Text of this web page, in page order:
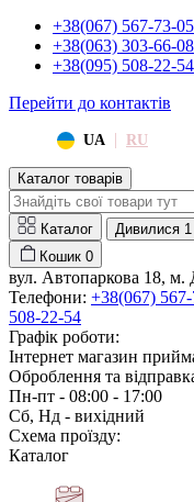
+38(067) 567-73-05
+38(063) 303-66-08
+38(095) 508-22-54
Перейти до контактів
UA | RU
Каталог товарів
Каталог Дивилися 1
Кошик 0
вул. Автопаркова 18, м.
Телефони: +38(067)
508-22-54
Графік роботи:
Інтернет магазин
Оброблення та
Пн-пт - 08:00 - 17:00
Сб, Нд - вихідний
Схема проїзду:
Каталог